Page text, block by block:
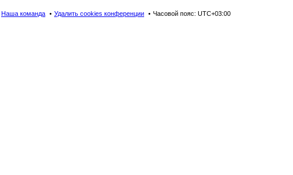
Часовой пояс: UTC+03:00
Удалить cookies конференции
Наша команда